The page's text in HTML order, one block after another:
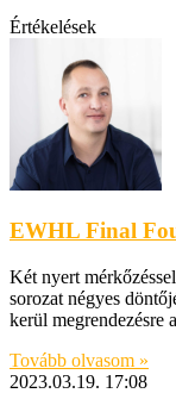
Értékelések
EWHL Final
Két nyert
sorozat négyes
kerül megrendezésre
Tovább olvasom »
2023.03.19. 17:08